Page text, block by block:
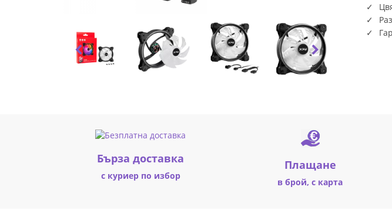
Fly.bg
Бърза доставка
с куриер по избор
Плащане
в брой, с карта